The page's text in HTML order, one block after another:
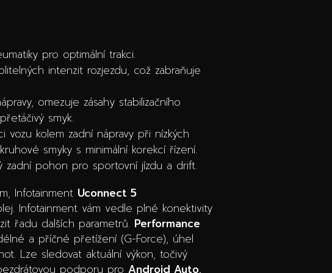
pro optimální trakci.
intenzit rozjezdu, což zabraňuje
omezuje zásahy stabilizačního
smyk.
kolem zadní nápravy při nízkých
smyky s minimální korekcí řízení.
pohon pro sportovní jízdu a drift.
Infotainment Uconnect 5
Infotainment vám vedle plné konektivity
řadu dalších parametrů. Performance
a příčné přetížení (G-Force), úhel
Lze sledovat aktuální výkon, točivý
podporu pro Android Auto,